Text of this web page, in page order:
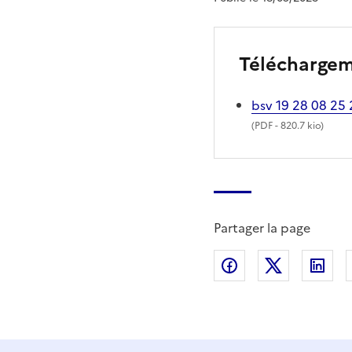
bsv 19 28 08 25
(PDF- 820.7 kio)
Partager la page
Partager surPartager